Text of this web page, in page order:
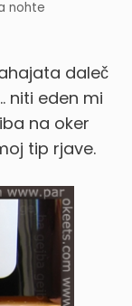
nohte
daleč
niti eden mi
na oker
tip rjave.